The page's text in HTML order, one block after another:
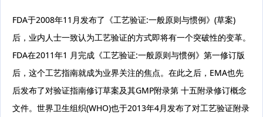
FDA于2008年11月发布了《工艺验证:一般原则与惯例》(草案)
后，业内人士一致认为工艺验证的方式即将有一个突破性的变革。
FDA在2011年1 月完成《工艺验证:一般原则与惯例》第一修订版
后，这个工艺指南就成为业界关注的焦点。在此之后，EMA也先
后发布了对验证指南修订草案及其GMP附录第 十五附录修订概念
文件。世界卫生组织(WHO)也于2013年4月发布了对工艺验证附录